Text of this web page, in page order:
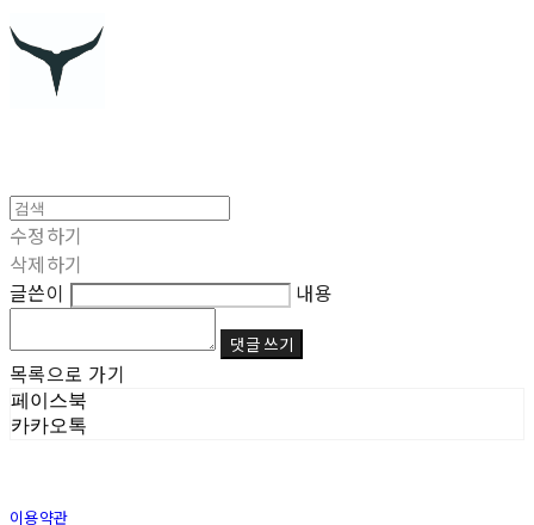
수정하기
삭제하기
글쓴이
내용
댓글 쓰기
목록으로 가기
페이스북
카카오톡
이용약관